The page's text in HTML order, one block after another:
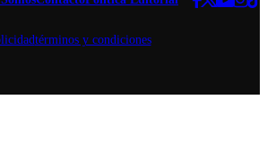
términos y condiciones